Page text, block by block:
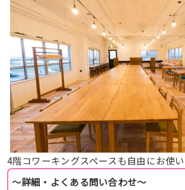
4階コワーキングスペースも自由にお使
〜詳細・よくある問い合わせ〜